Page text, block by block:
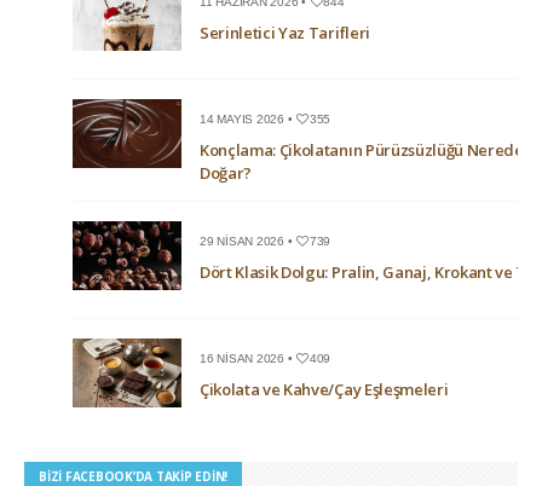
Serinletici Yaz Tarifleri
14 MAYIS 2026 • 355
Konçlama: Çikolatanın Pürüzsüzlüğü Nerede
Doğar?
29 NISAN 2026 • 739
Dört Klasik Dolgu: Pralin, Ganaj, Krokant ve
16 NISAN 2026 • 409
Çikolata ve Kahve/Çay Eşleşmeleri
BIZI FACEBOOK’DA TAKIP EDIN!